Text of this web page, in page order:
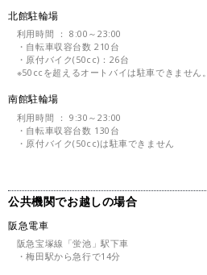
北館駐輪場
利用時間 ： 8:00～23:00
・自転車収容台数 210台
・原付バイク(50cc)：26台
※50ccを超えるオートバイは駐車できません。
南館駐輪場
利用時間 ： 9:30～23:00
・自転車収容台数 130台
・原付バイク(50cc)は駐車できません
公共機関でお越しの場合
阪急電車
阪急宝塚線「蛍池」駅下車
・梅田駅から急行で14分